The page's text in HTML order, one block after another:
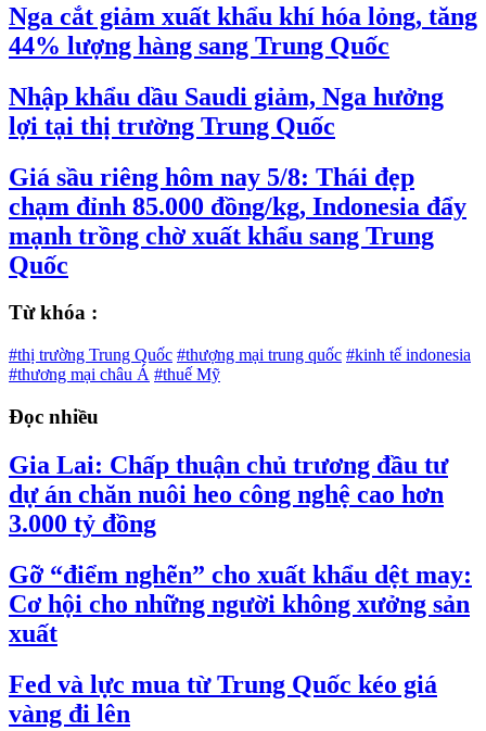
Nga cắt giảm xuất khẩu khí hóa lỏng, tăng
44% lượng hàng sang Trung Quốc
Nhập khẩu dầu Saudi giảm, Nga hưởng
lợi tại thị trường Trung Quốc
Giá sầu riêng hôm nay 5/8: Thái đẹp
chạm đỉnh 85.000 đồng/kg, Indonesia đẩy
mạnh trồng chờ xuất khẩu sang Trung
Quốc
Từ khóa :
#thị trường Trung Quốc #thượng mại trung quốc #kinh tế indonesia
#thương mại châu Á #thuế Mỹ
Đọc nhiều
Gia Lai: Chấp thuận chủ trương đầu tư
dự án chăn nuôi heo công nghệ cao hơn
3.000 tỷ đồng
Gỡ “điểm nghẽn” cho xuất khẩu dệt may:
Cơ hội cho những người không xưởng sản
xuất
Fed và lực mua từ Trung Quốc kéo giá
vàng đi lên